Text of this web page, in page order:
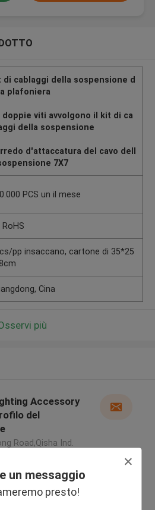
un messaggio
presto!
di cablaggi della sospensione d
plafoniera
doppie viti avvolgono il kit di ca
della sospensione
d'attaccatura del cavo dell
7X7
PCS un il mese
RoHS
pp insaccano, cartone di 35*25
Cina
più
Accessory
del
Road,Qisha Ind.
,La CINA
verificato